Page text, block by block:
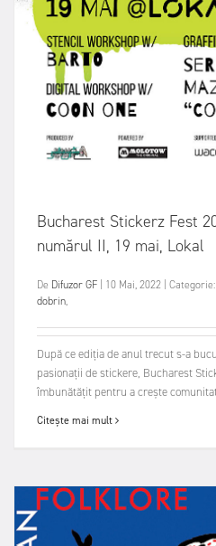
Bucharest Stickerz Fest
numărul II, 19 mai, Lokal
De Difuzor GF | 10 Mai, 2022 | Categorie:
dobrin,
După ce ediţia de anul trecut s-a
pasionaţii de stickere, Bucharest
îmbunătăţit pentru a creşte
Citește mai mult